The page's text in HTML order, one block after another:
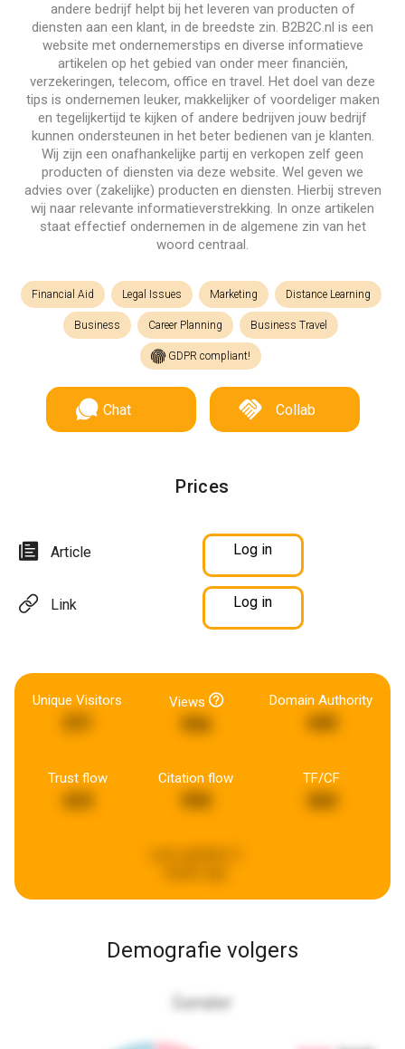
andere bedrijf helpt bij het leveren van producten of
diensten aan een klant, in de breedste zin. B2B2C.nl is een
website met ondernemerstips en diverse informatieve
artikelen op het gebied van onder meer financiën,
verzekeringen, telecom, office en travel. Het doel van deze
tips is ondernemen leuker, makkelijker of voordeliger maken
en tegelijkertijd te kijken of andere bedrijven jouw bedrijf
kunnen ondersteunen in het beter bedienen van je klanten.
Wij zijn een onafhankelijke partij en verkopen zelf geen
producten of diensten via deze website. Wel geven we
advies over (zakelijke) producten en diensten. Hierbij streven
wij naar relevante informatieverstrekking. In onze artikelen
staat effectief ondernemen in de algemene zin van het
woord centraal.
Financial Aid Legal Issues Marketing Distance Learning
Business Career Planning Business Travel
GDPR compliant!
Chat Collab
Prices
Article Log in
Link Log in
Unique Visitors Views
996
Domain Authority
440
Trust flow Citation flow TF/CF
360
Demografie volgers
Gender